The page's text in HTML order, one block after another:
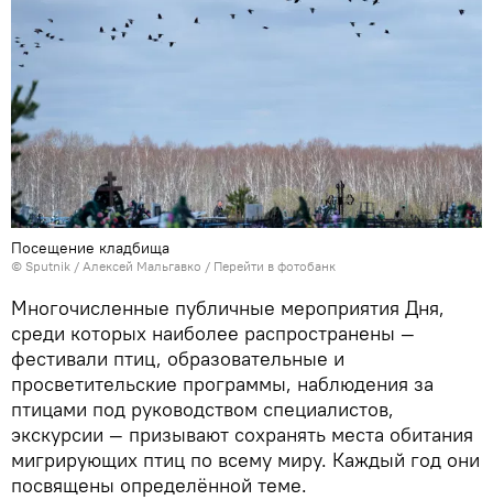
Посещение кладбища
© Sputnik / Алексей Мальгавко / Перейти в фотобанк
Многочисленные публичные мероприятия Дня,
среди которых наиболее распространены —
фестивали птиц, образовательные и
просветительские программы, наблюдения за
птицами под руководством специалистов,
экскурсии — призывают сохранять места обитания
мигрирующих птиц по всему миру. Каждый год они
посвящены определённой теме.